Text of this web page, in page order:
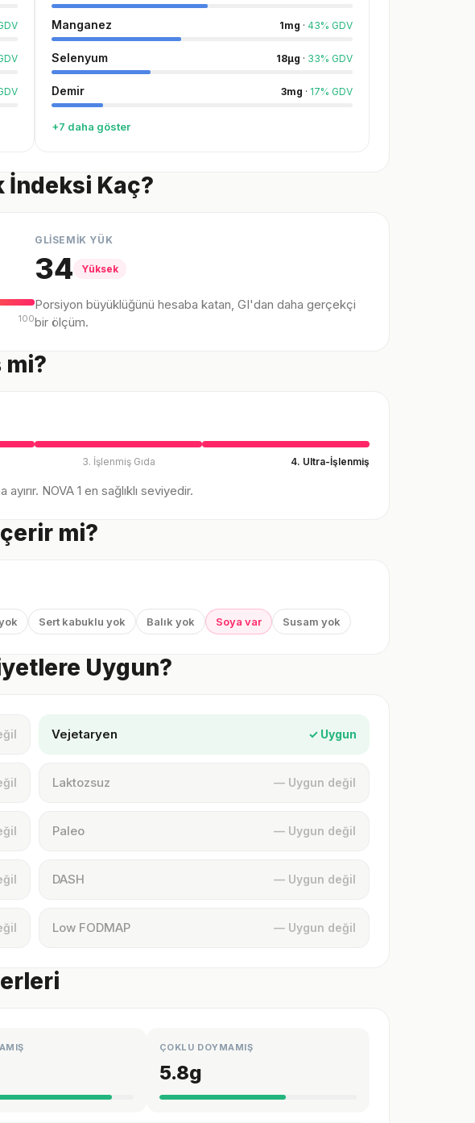
Manganez 1mg · 43% GDV
Selenyum 18µg · 33% GDV
Demir 3mg · 17% GDV
+7 daha göster
İndeksi Kaç?
100
GLİSEMİK YÜK
34 Yüksek
Porsiyon büyüklüğünü hesaba katan, GI'dan daha gerçekçi
bir ölçüm.
mi?
3. İşlenmiş Gıda 4. Ultra-İşlenmiş
NOVA 1 en sağlıklı seviyedir.
mi?
Sert kabuklu yok Balık yok Soya var Susam yok
Uygun?
Vejetaryen ✓ Uygun
Laktozsuz — Uygun değil
Paleo — Uygun değil
DASH — Uygun değil
Low FODMAP — Uygun değil
ÇOKLU DOYMAMIŞ
5.8g